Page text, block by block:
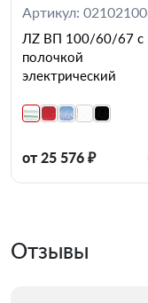
Артикул:
ЛZ ВП 100/60/67 с
полочкой
электрический
от 25 576 ₽
Отзывы